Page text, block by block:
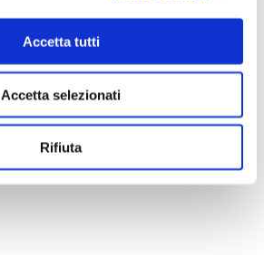
Accetta tutti
Accetta selezionati
Rifiuta